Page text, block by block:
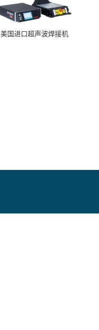
美国进口超声波焊接机